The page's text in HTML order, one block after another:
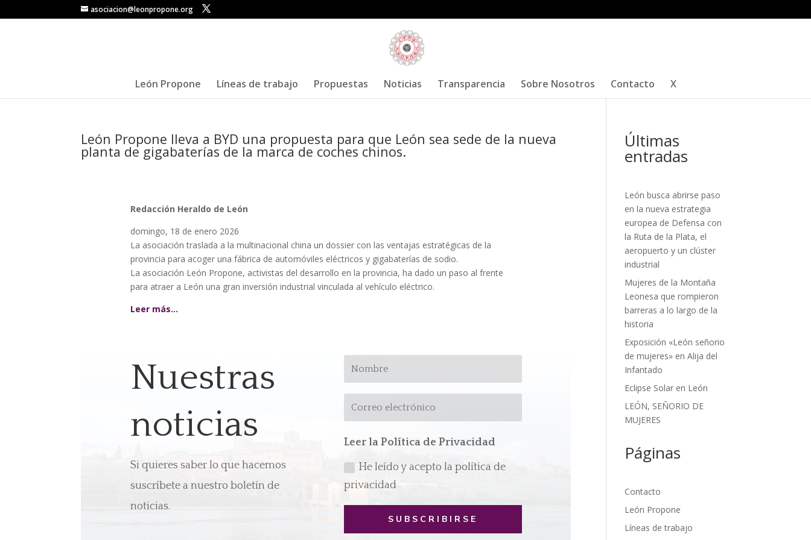
asociacion@leonpropone.org
León Propone Líneas de trabajo Propuestas Noticias Transparencia Sobre Nosotros Contacto X
León Propone lleva a BYD una propuesta para que León sea sede de la nueva
planta de gigabaterías de la marca de coches chinos.
Redacción Heraldo de León
domingo, 18 de enero 2026
La asociación traslada a la multinacional china un dossier con las ventajas estratégicas de la
provincia para acoger una fábrica de automóviles eléctricos y gigabaterías de sodio.
La asociación León Propone, activistas del desarrollo en la provincia, ha dado un paso al frente
para atraer a León una gran inversión industrial vinculada al vehículo eléctrico.
Leer más…
Nuestras
noticias
Si quieres saber lo que hacemos
suscríbete a nuestro boletín de
noticias.
Leer la Política de Privacidad
He leído y acepto la política de
privacidad
SUBSCRIBIRSE
Últimas
entradas
León busca abrirse paso
en la nueva estrategia
europea de Defensa con
la Ruta de la Plata, el
aeropuerto y un clúster
industrial
Mujeres de la Montaña
Leonesa que rompieron
barreras a lo largo de la
historia
Exposición «León señorio
de mujeres» en Alija del
Infantado
Eclipse Solar en León
LEÓN, SEÑORIO DE
MUJERES
Páginas
Contacto
León Propone
Líneas de trabajo